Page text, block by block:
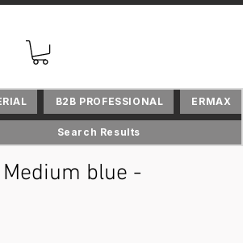
Medium blue -
B2B PROFESSIONAL ERMAX
Search Results